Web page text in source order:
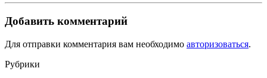
Добавить комментарий
Для отправки комментария вам необходимо авторизоваться.
Рубрики